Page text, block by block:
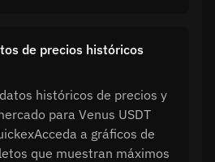
de precios históricos
históricos de precios y
para Venus USDT
a gráficos de
que muestran máximos